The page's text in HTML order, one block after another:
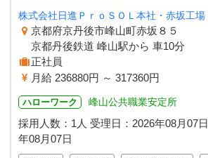
株式会社日進ＰｒｏＳＯＬ本社・赤坂工場
京都府京丹後市峰山町赤坂８５
京都丹後鉄道 峰山駅から 車10分
正社員
月給 236880円 ～ 317360円
ハローワーク 峰山公共職業安定所
採用人数：1人 受理日： 2026年08月07日
年08月07日